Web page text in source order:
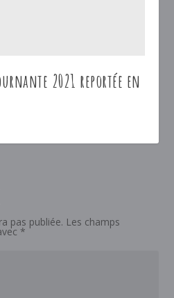
2021 reportée en
pas publiée. Les champs
*